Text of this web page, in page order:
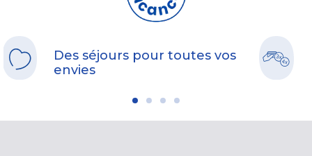
Des séjours pour toutes vos
envies